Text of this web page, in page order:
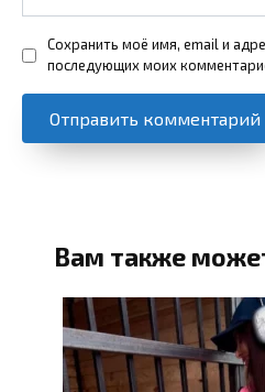
Сохранить моё имя, email и
последующих моих
Вам также